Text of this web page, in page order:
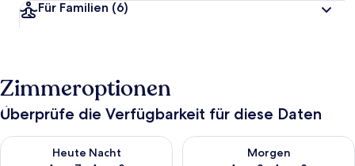
Für Familien (6)
Zimmeroptionen
Überprüfe die Verfügbarkeit für diese Daten
Heute Nacht
Überprüfe die Verfügbarkeit für heute Nacht, Aug. 7 - Aug. 8.
Morgen
Überprüfe die Verfügbarkeit